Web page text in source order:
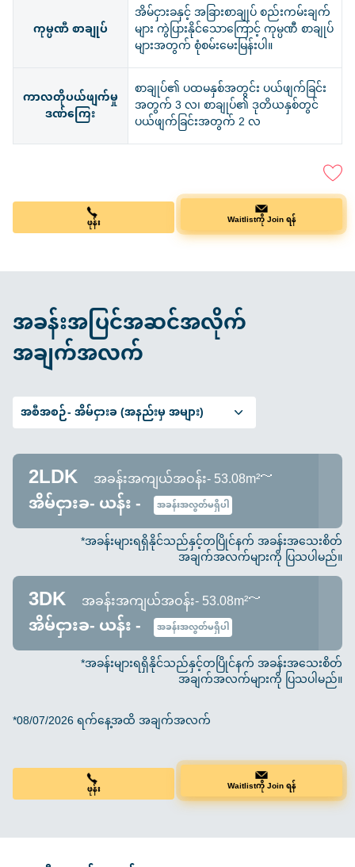
ကုမ္ပဏီ စာချုပ်
အိမ်ငှားခနှင့် အခြားစာချုပ် စည်းကမ်းချက်
များ ကွဲပြားနိုင်သောကြောင့် ကုမ္ပဏီ စာချုပ်
များအတွက် စုံစမ်းမေးမြန်းပါ။
ကာလတိုပယ်ဖျက်မှု
ဒဏ်ကြေး
စာချုပ်၏ ပထမနှစ်အတွင်း ပယ်ဖျက်ခြင်း
အတွက် 3 လ၊ စာချုပ်၏ ဒုတိယနှစ်တွင်
ပယ်ဖျက်ခြင်းအတွက် 2 လ
ဖုန်း Waitlistကို Join ရန်
အခန်းအပြင်အဆင်အလိုက်
အချက်အလက်
အစီအစဉ်-အိမ်ငှားခ (အနည်းမှ အများ)
2LDK အခန်းအကျယ်အဝန်း- 53.08m²～
အိမ်ငှားခ- ယန်း - အခန်းအလွတ်မရှိပါ
*အခန်းများရရှိနိုင်သည်နှင့်တပြိုင်နက် အခန်းအသေးစိတ်
အချက်အလက်များကို ပြသပါမည်။
3DK အခန်းအကျယ်အဝန်း- 53.08m²～
အိမ်ငှားခ- ယန်း - အခန်းအလွတ်မရှိပါ
*အခန်းများရရှိနိုင်သည်နှင့်တပြိုင်နက် အခန်းအသေးစိတ်
အချက်အလက်များကို ပြသပါမည်။
*08/07/2026 ရက်နေ့အထိ အချက်အလက်
ဖုန်း Waitlistကို Join ရန်